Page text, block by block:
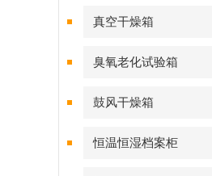
真空干燥箱
臭氧老化试验箱
鼓风干燥箱
恒温恒湿档案柜